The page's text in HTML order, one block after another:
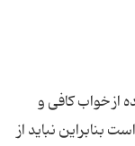
از خواب کافی و
بنابراین نباید از